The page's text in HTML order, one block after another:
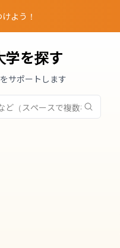
よう！
学を探す
サポートします